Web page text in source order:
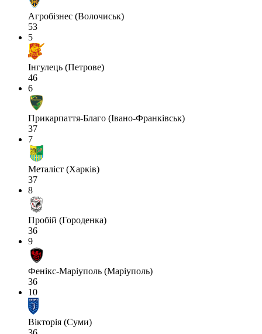
Агробізнес (Волочиськ)
53
5
Інгулець (Петрове)
46
6
Прикарпаття-Благо (Івано-Франківськ)
37
7
Металіст (Харків)
37
8
Пробій (Городенка)
36
9
Фенікс-Маріуполь (Маріуполь)
36
10
Вікторія (Суми)